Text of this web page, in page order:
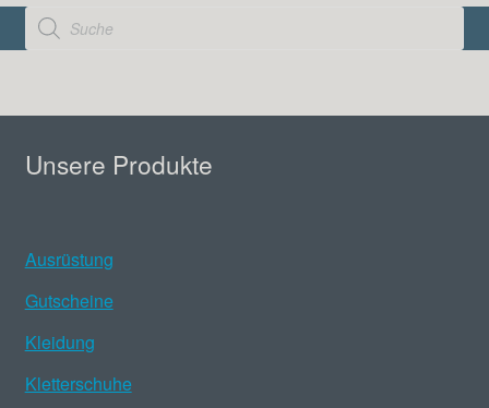
Products
search
Unsere Produkte
Ausrüstung
Gutscheine
Kleidung
Kletterschuhe